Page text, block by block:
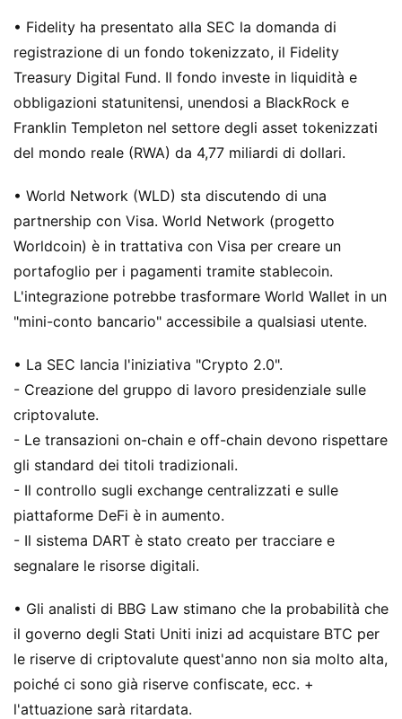
• Fidelity ha presentato alla SEC la domanda di
registrazione di un fondo tokenizzato, il Fidelity
Treasury Digital Fund. Il fondo investe in liquidità e
obbligazioni statunitensi, unendosi a BlackRock e
Franklin Templeton nel settore degli asset tokenizzati
del mondo reale (RWA) da 4,77 miliardi di dollari.
• World Network (WLD) sta discutendo di una
partnership con Visa. World Network (progetto
Worldcoin) è in trattativa con Visa per creare un
portafoglio per i pagamenti tramite stablecoin.
L'integrazione potrebbe trasformare World Wallet in un
"mini-conto bancario" accessibile a qualsiasi utente.
• La SEC lancia l'iniziativa "Crypto 2.0".
- Creazione del gruppo di lavoro presidenziale sulle
criptovalute.
- Le transazioni on-chain e off-chain devono rispettare
gli standard dei titoli tradizionali.
- Il controllo sugli exchange centralizzati e sulle
piattaforme DeFi è in aumento.
- Il sistema DART è stato creato per tracciare e
segnalare le risorse digitali.
• Gli analisti di BBG Law stimano che la probabilità che
il governo degli Stati Uniti inizi ad acquistare BTC per
le riserve di criptovalute quest'anno non sia molto alta,
poiché ci sono già riserve confiscate, ecc. +
l'attuazione sarà ritardata.